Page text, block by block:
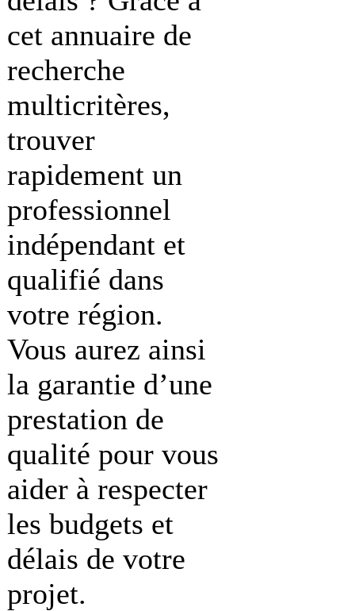
cet annuaire de
recherche
multicritères,
trouver
rapidement un
professionnel
indépendant et
qualifié dans
votre région.
Vous aurez ainsi
la garantie d’une
prestation de
qualité pour vous
aider à respecter
les budgets et
délais de votre
projet.